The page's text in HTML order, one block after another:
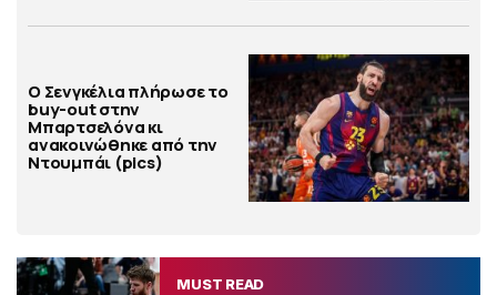
Ο Σενγκέλια πλήρωσε το
buy-out στην
Μπαρτσελόνα κι
ανακοινώθηκε από την
Ντουμπάι (pics)
MUST READ